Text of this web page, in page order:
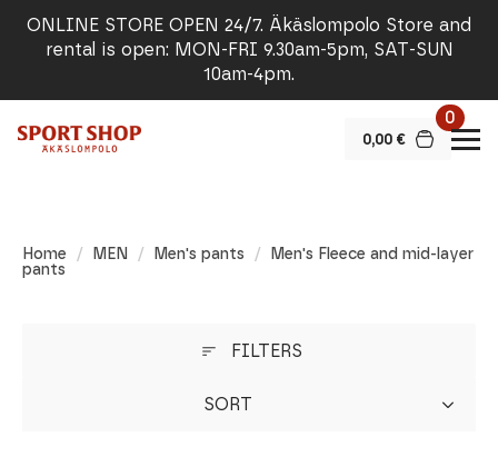
ONLINE STORE OPEN 24/7. Äkäslompolo Store and
rental is open: MON-FRI 9.30am-5pm, SAT-SUN
10am-4pm.
0,00 €
0
Home MEN Men's pants
Men's Fleece and mid-layer
pants
FILTERS
SORT